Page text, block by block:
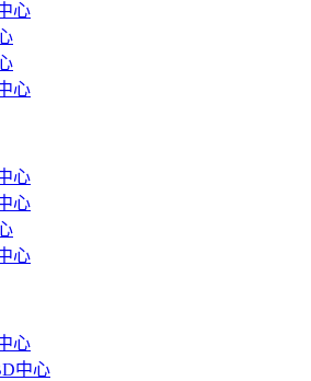
心
心
心
心
心
心
中心